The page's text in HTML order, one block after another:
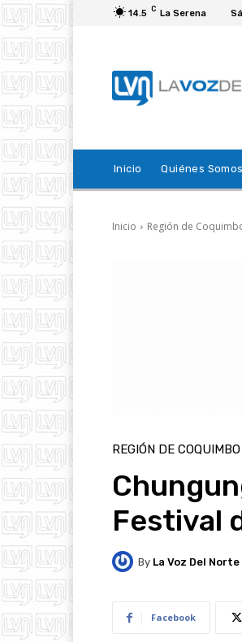
14.5 C La Serena
Inicio Quiénes Somos
Inicio Región de
REGIÓN DE COQUIMBO
Festival
By La Voz Del Norte
Facebook